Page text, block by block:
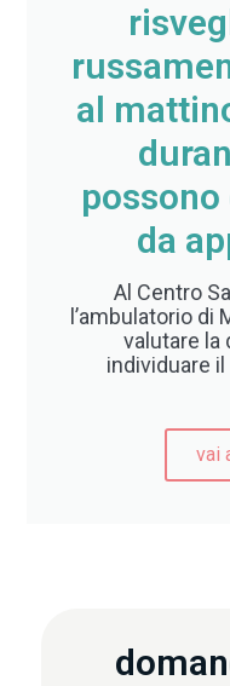
al
possono
da
Al Centro
l’ambulatorio di
valutare la
individuare
vai